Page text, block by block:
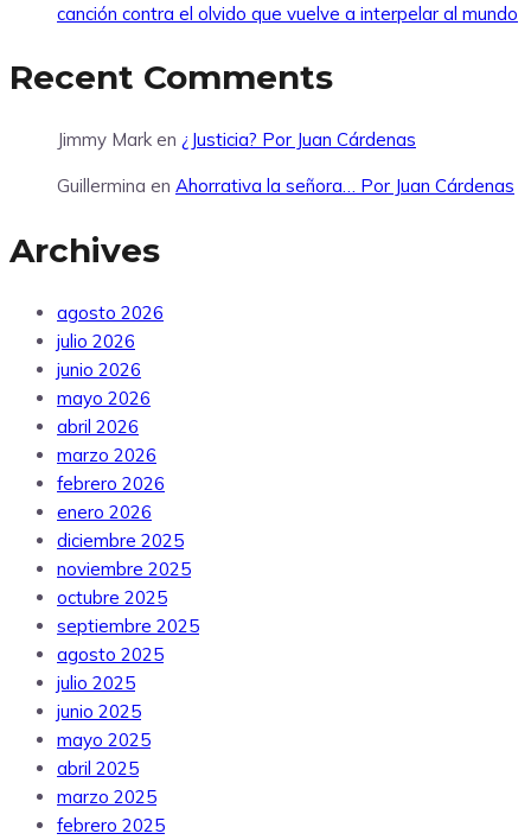
canción contra el olvido que vuelve a interpelar al mundo
Recent Comments
Jimmy Mark en ¿Justicia? Por Juan Cárdenas
Guillermina en Ahorrativa la señora… Por Juan Cárdenas
Archives
agosto 2026
julio 2026
junio 2026
mayo 2026
abril 2026
marzo 2026
febrero 2026
enero 2026
diciembre 2025
noviembre 2025
octubre 2025
septiembre 2025
agosto 2025
julio 2025
junio 2025
mayo 2025
abril 2025
marzo 2025
febrero 2025